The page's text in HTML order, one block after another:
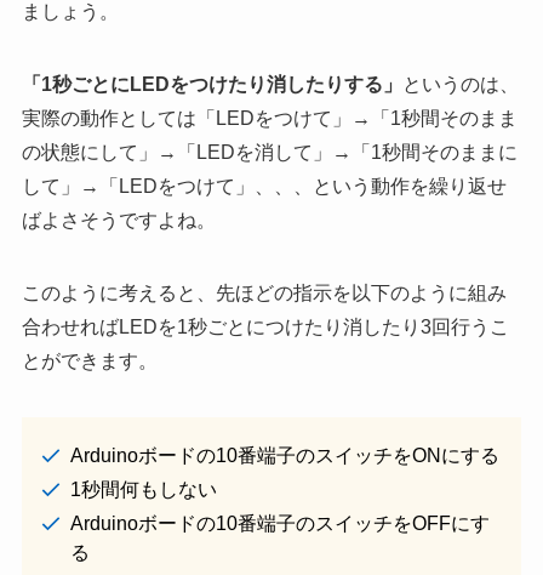
ましょう。
「1秒ごとにLEDをつけたり消したりする」
というのは、
実際の動作としては「LEDをつけて」→「1秒間そのまま
の状態にして」→「LEDを消して」→「1秒間そのままに
して」→「LEDをつけて」、、、という動作を繰り返せ
ばよさそうですよね。
このように考えると、先ほどの指示を以下のように組み
合わせればLEDを1秒ごとにつけたり消したり3回行うこ
とができます。
Arduinoボードの10番端子のスイッチをONにする
1秒間何もしない
Arduinoボードの10番端子のスイッチをOFFにす
る